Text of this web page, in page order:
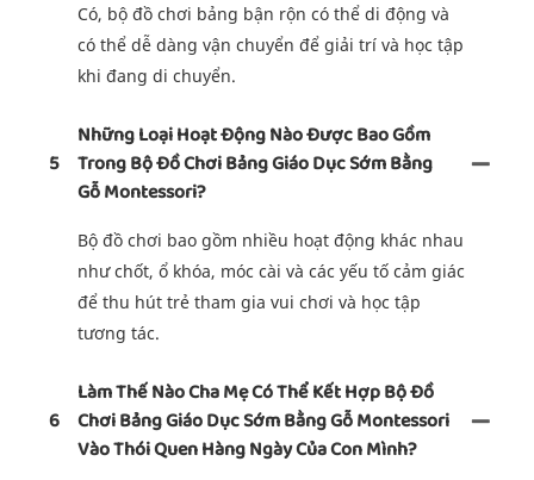
Có, bộ đồ chơi bảng bận rộn có thể di động và
có thể dễ dàng vận chuyển để giải trí và học tập
khi đang di chuyển.
5
Những Loại Hoạt Động Nào Được Bao Gồm
Trong Bộ Đồ Chơi Bảng Giáo Dục Sớm Bằng
Gỗ Montessori?
Bộ đồ chơi bao gồm nhiều hoạt động khác nhau
như chốt, ổ khóa, móc cài và các yếu tố cảm giác
để thu hút trẻ tham gia vui chơi và học tập
tương tác.
6
Làm Thế Nào Cha Mẹ Có Thể Kết Hợp Bộ Đồ
Chơi Bảng Giáo Dục Sớm Bằng Gỗ Montessori
Vào Thói Quen Hàng Ngày Của Con Mình?